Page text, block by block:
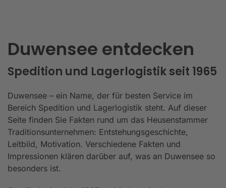
Duwensee entdecken
Spedition und Lagerlogistik seit 1965
Duwensee – ein Name, der für besten Service im
Bereich Spedition und Lagerlogistik steht. Auf dieser
Seite finden Sie Fakten rund um das Heusenstammer
Traditionsunternehmen: Entstehungsgeschichte,
Leitbild, Motivation. Verschiedene Fakten und
Impressionen klären darüber auf, was an Duwensee so
besonders ist.